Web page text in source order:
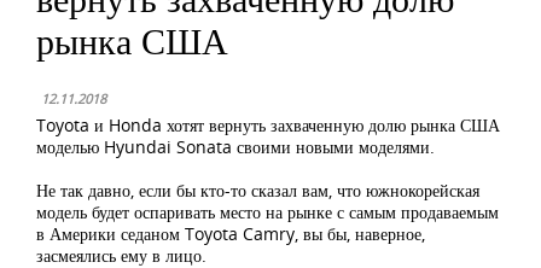
рынка США
12.11.2018
Toyota и Honda хотят вернуть захваченную долю рынка США
моделью Hyundai Sonata своими новыми моделями.
Не так давно, если бы кто-то сказал вам, что южнокорейская
модель будет оспаривать место на рынке с самым продаваемым
в Америки седаном Toyota Camry, вы бы, наверное,
засмеялись ему в лицо.